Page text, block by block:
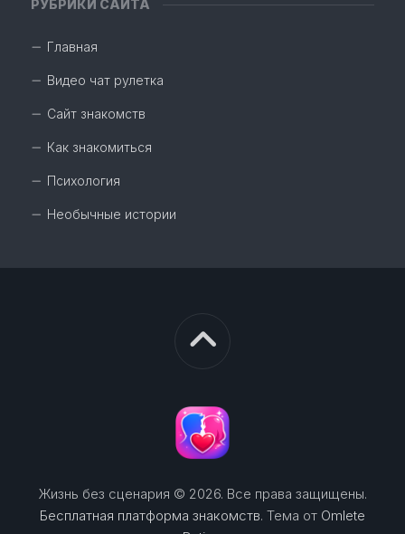
РУБРИКИ САЙТА
Главная
Видео чат рулетка
Сайт знакомств
Как знакомиться
Психология
Необычные истории
Жизнь без сценария © 2026. Все права защищены.
Бесплатная платформа знакомств. Тема от Omlete